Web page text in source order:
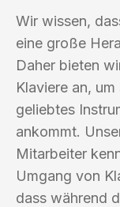
Wir wissen,
eine große
Daher bieten
Klaviere an,
geliebtes
ankommt.
Mitarbeiter
Umgang von
dass während